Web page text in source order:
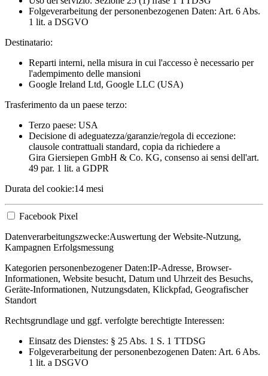
Folgeverarbeitung der personenbezogenen Daten: Art. 6 Abs.
1 lit. a DSGVO
Destinatario:
Reparti interni, nella misura in cui l'accesso è necessario per
l'adempimento delle mansioni
Google Ireland Ltd, Google LLC (USA)
Trasferimento da un paese terzo:
Terzo paese: USA
Decisione di adeguatezza/garanzie/regola di eccezione:
clausole contrattuali standard, copia da richiedere a
Gira Giersiepen GmbH & Co. KG, consenso ai sensi dell'art.
49 par. 1 lit. a GDPR
Durata del cookie:14 mesi
Facebook Pixel
Datenverarbeitungszwecke:Auswertung der Website-Nutzung,
Kampagnen Erfolgsmessung
Kategorien personenbezogener Daten:IP-Adresse, Browser-
Informationen, Website besucht, Datum und Uhrzeit des Besuchs,
Geräte-Informationen, Nutzungsdaten, Klickpfad, Geografischer
Standort
Rechtsgrundlage und ggf. verfolgte berechtigte Interessen:
Einsatz des Dienstes: § 25 Abs. 1 S. 1 TTDSG
Folgeverarbeitung der personenbezogenen Daten: Art. 6 Abs.
1 lit. a DSGVO